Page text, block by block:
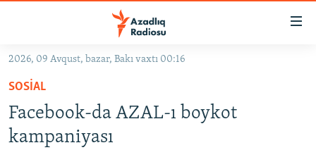
Əsas
qayıt
Əsas
naviqasiyaya
qayıt
GÜNDƏM
#İZAHLA
2026, 09 Avqust, bazar, Bakı vaxtı 00:16
SOSIAL
Facebook-da AZAL-ı boykot
kampaniyası